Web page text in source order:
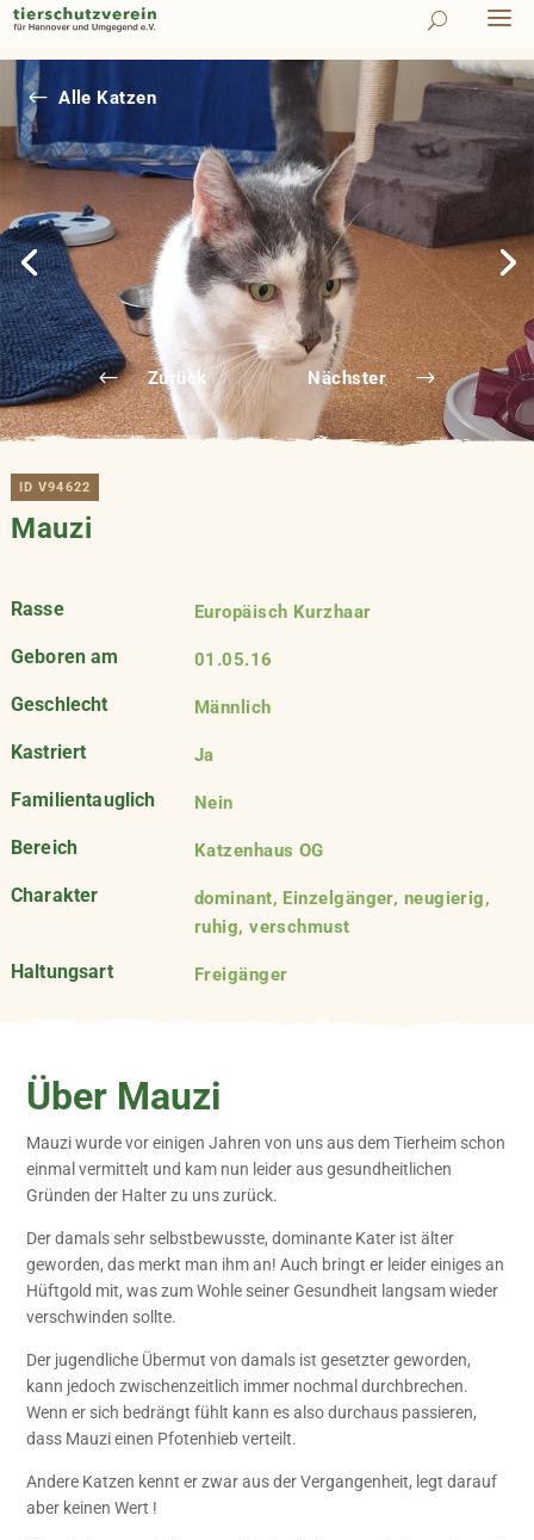
Zurück Nächster
# Alle Katzen
ID V94622
Mauzi
Rasse Europäisch Kurzhaar
Geboren am 01.05.16
Geschlecht Männlich
Kastriert Ja
Familientauglich Nein
Bereich Katzenhaus OG
Charakter
dominant, Einzelgänger, neugierig,
ruhig, verschmust
Haltungsart Freigänger
Über Mauzi
Mauzi wurde vor einigen Jahren von uns aus dem Tierheim schon
einmal vermittelt und kam nun leider aus gesundheitlichen
Gründen der Halter zu uns zurück.
Der damals sehr selbstbewusste, dominante Kater ist älter
geworden, das merkt man ihm an! Auch bringt er leider einiges an
Hüftgold mit, was zum Wohle seiner Gesundheit langsam wieder
verschwinden sollte.
Der jugendliche Übermut von damals ist gesetzter geworden,
kann jedoch zwischenzeitlich immer nochmal durchbrechen.
Wenn er sich bedrängt fühlt kann es also durchaus passieren,
dass Mauzi einen Pfotenhieb verteilt.
Andere Katzen kennt er zwar aus der Vergangenheit, legt darauf
aber keinen Wert !